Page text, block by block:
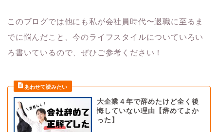
このブログでは他にも私が会社員時代〜退職に至るま
でに悩んだこと、今のライフスタイルについていろい
ろ書いているので、ぜひご参考ください！
大企業４年で辞めたけど全く後
悔していない理由【辞めてよか
った】